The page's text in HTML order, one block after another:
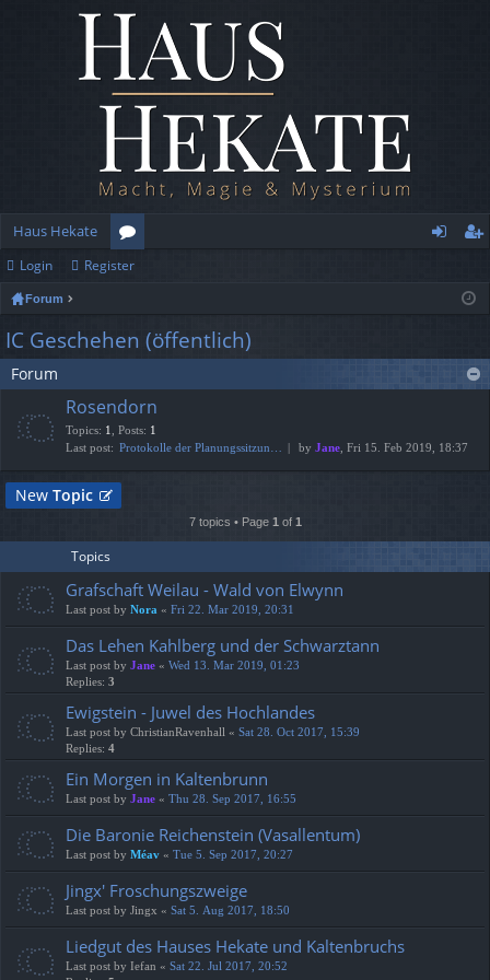
Haus Hekate
or
m
ist
Login Register
Forum
IC Geschehen (öffentlich)
Forum
Rosendorn
Topics: 1 Posts: 1
Last post: Protokolle der Planungssitzun… by Jane , Fri 15. Feb 2019, 18:37
New Topic
7 topics • Page 1 of 1
Topics
Grafschaft Weilau - Wald von Elwynn
Last post by Nora « Fri 22. Mar 2019, 20:31
Das Lehen Kahlberg und der Schwarztann
Last post by Jane « Wed 13. Mar 2019, 01:23
Replies: 3
Ewigstein - Juwel des Hochlandes
Last post by ChristianRavenhall « Sat 28. Oct 2017, 15:39
Replies: 4
Ein Morgen in Kaltenbrunn
Last post by Jane « Thu 28. Sep 2017, 16:55
Die Baronie Reichenstein (Vasallentum)
Last post by Méav « Tue 5. Sep 2017, 20:27
Jingx' Froschungszweige
Last post by Jingx « Sat 5. Aug 2017, 18:50
Liedgut des Hauses Hekate und Kaltenbruchs
Last post by Iefan « Sat 22. Jul 2017, 20:52